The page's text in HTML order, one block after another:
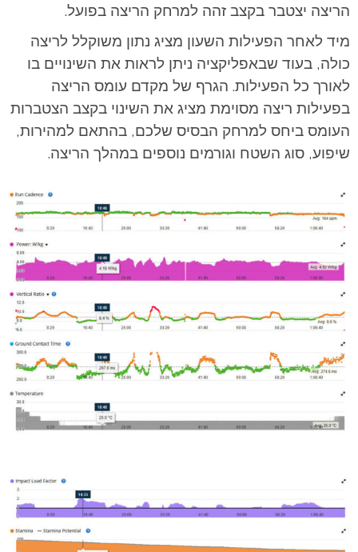
הריצה יצטבר בקצב זהה למרחק הריצה בפועל.
מיד לאחר הפעילות השעון מציג נתון משוקלל לריצה
כולה, בעוד שבאפליקציה ניתן לראות את השינויים בו
לאורך כל הפעילות. הגרף של מקדם עומס הריצה
בפעילות ריצה מסוימת מציג את השינוי בקצב הצטברות
העומס ביחס למרחק הבסיס שלכם, בהתאם למהירות,
שיפוע, סוג השטח וגורמים נוספים במהלך הריצה.